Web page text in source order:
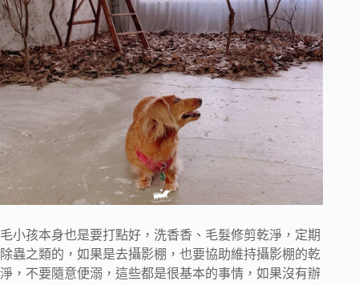
毛小孩本身也是要打點好，洗香香、毛髮修剪乾淨，定期
除蟲之類的，如果是去攝影棚，也要協助維持攝影棚的乾
淨，不要隨意便溺，這些都是很基本的事情，如果沒有辦